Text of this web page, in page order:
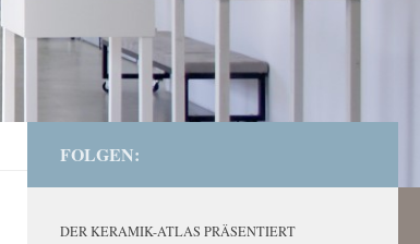
FOLGEN:
DER KERAMIK-ATLAS PRÄSENTIERT